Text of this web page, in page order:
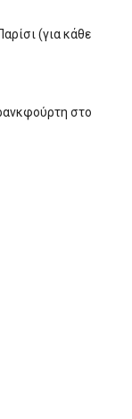
(για κάθε
στο